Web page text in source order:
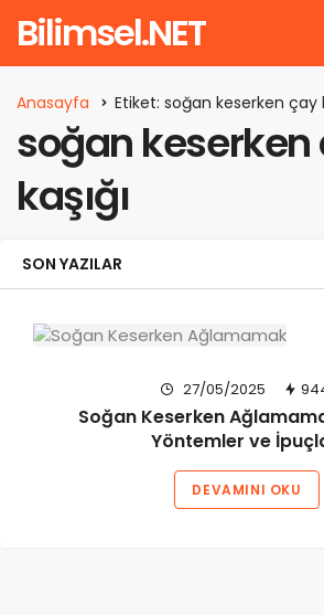
Bilimsel.NET
Anasayfa Etiket: soğan keserken çay
soğan keserken
kaşığı
SON YAZILAR
27/05/2025
Soğan Keserken
Yöntemler ve
DEVAMINI OKU